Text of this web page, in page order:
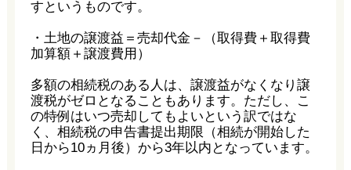
すというものです。
・土地の譲渡益＝売却代金－（取得費＋取得費
加算額＋譲渡費用）
多額の相続税のある人は、譲渡益がなくなり譲
渡税がゼロとなることもあります。ただし、こ
の特例はいつ売却してもよいという訳ではな
く、相続税の申告書提出期限（相続が開始した
日から10ヵ月後）から3年以内となっています。